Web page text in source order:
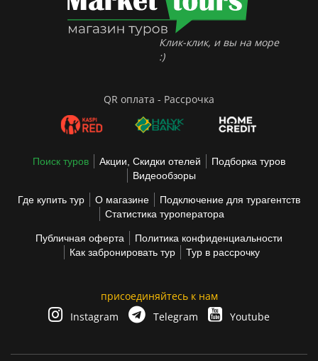
Клик-клик, и вы на море
:)
QR оплата - Рассрочка
Поиск туров Акции, Скидки отелей
Подборка туров
Видеообзоры
Где купить тур О магазине
Подключение для турагентств
Статистика туроператора
Публичная оферта
Политика конфиденциальности
Как забронировать тур
Тур в рассрочку
присоединяйтесь к нам
Instagram
Telegram Youtube